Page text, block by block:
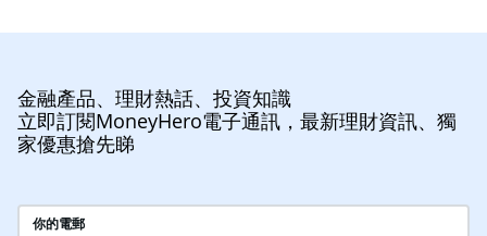
金融產品、理財熱話、投資知識
立即訂閱MoneyHero電子通訊，最新理財資訊、獨
家優惠搶先睇